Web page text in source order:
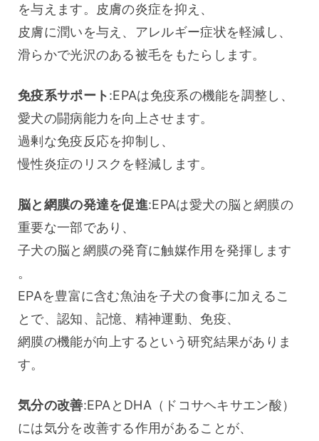
を与えます。皮膚の炎症を抑え、
皮膚に潤いを与え、アレルギー症状を軽減し、
滑らかで光沢のある被毛をもたらします。
免疫系サポート:EPAは免疫系の機能を調整し、
愛犬の闘病能力を向上させます。
過剰な免疫反応を抑制し、
慢性炎症のリスクを軽減します。
脳と網膜の発達を促進:EPAは愛犬の脳と網膜の
重要な一部であり、
子犬の脳と網膜の発育に触媒作用を発揮します
。
EPAを豊富に含む魚油を子犬の食事に加えるこ
とで、認知、記憶、精神運動、免疫、
網膜の機能が向上するという研究結果がありま
す。
気分の改善:EPAとDHA（ドコサヘキサエン酸）
には気分を改善する作用があることが、